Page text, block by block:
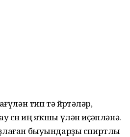
тип тә йөрөтәләр,
өсөн иң яҡшы үлән иҫәпләнә.
быуындарҙы спиртлы